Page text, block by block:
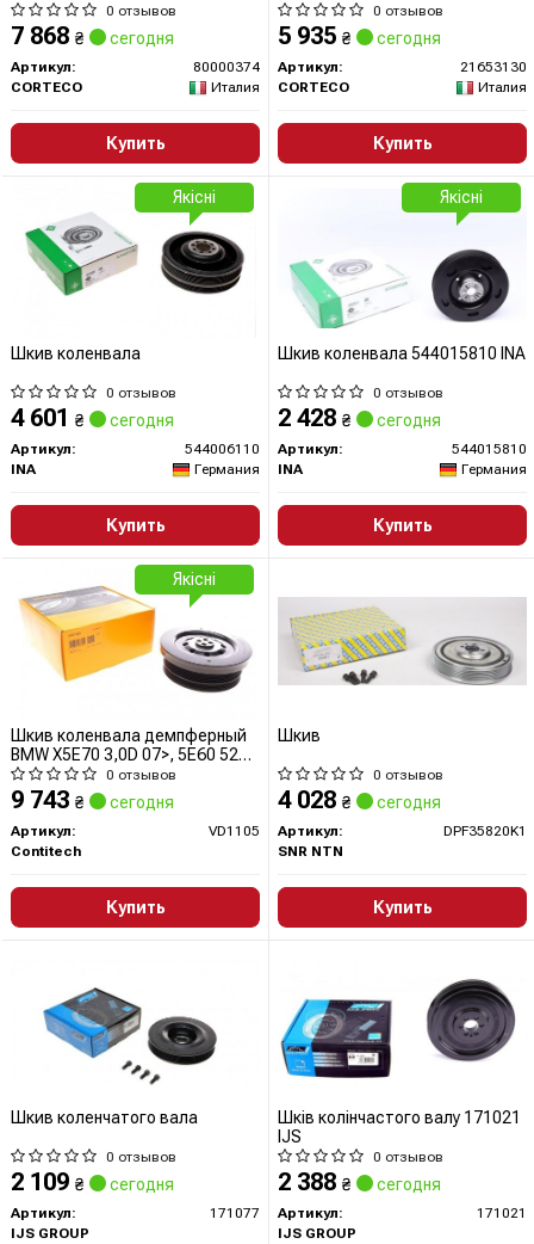
0 отзывов
7 868 ₴ сегодня
Артикул:
80000374
CORTECO
Италия
Купить
0 отзывов
5 935 ₴ сегодня
Артикул:
21653130
CORTECO
Италия
Купить
Шкив коленвала
0 отзывов
4 601 ₴ сегодня
Артикул:
544006110
INA
Германия
Купить
Якісні
Шкив коленвала 544015810 INA
0 отзывов
2 428 ₴ сегодня
Артикул:
544015810
INA
Германия
Купить
Якісні
Шкив коленвала демпферный
BMW X5E70 3,0D 07>, 5E60 525d
535d 03>10 (VD1105) ContiTech
0 отзывов
9 743 ₴ сегодня
Артикул:
VD1105
Contitech
Купить
Якісні
Шкив
0 отзывов
4 028 ₴ сегодня
Артикул:
DPF35820K1
SNR NTN
Купить
Шкив коленчатого вала
0 отзывов
2 109 ₴ сегодня
Артикул:
171077
IJS GROUP
Шків колінчастого валу 171021
IJS
0 отзывов
2 388 ₴ сегодня
Артикул:
171021
IJS GROUP